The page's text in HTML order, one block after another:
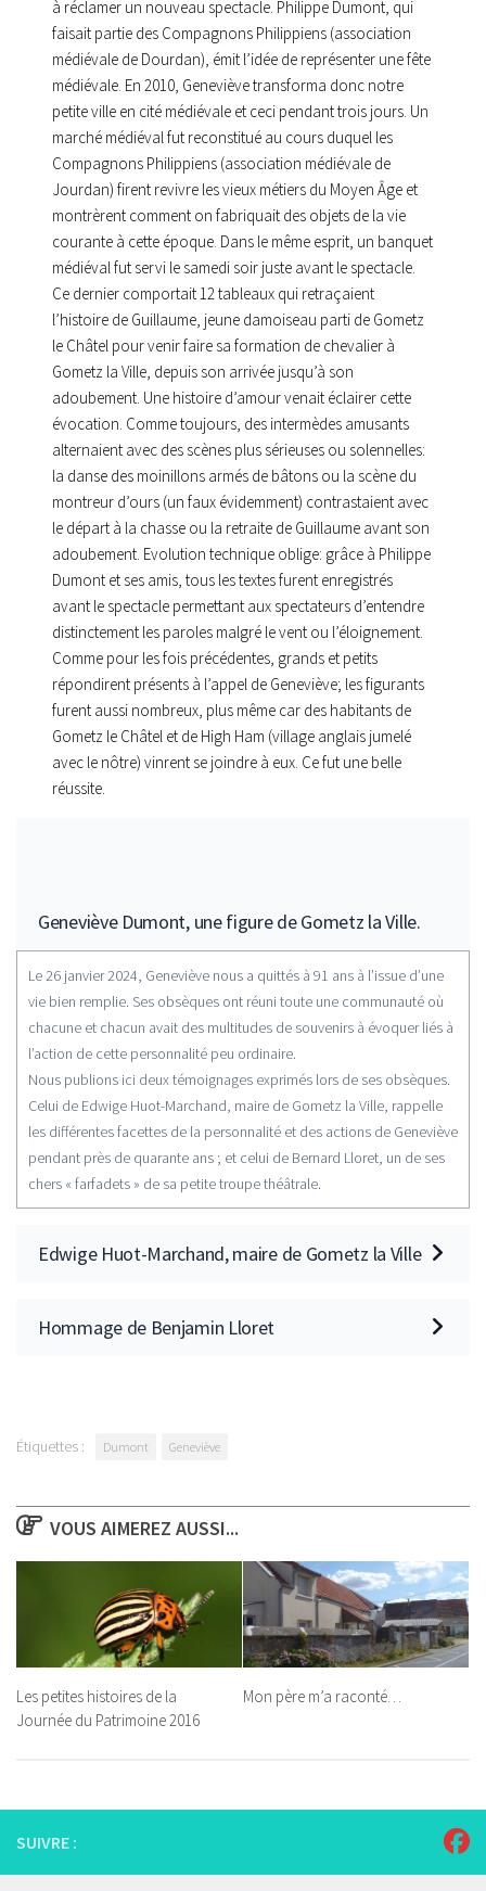
à réclamer un nouveau spectacle. Philippe Dumont, qui
faisait partie des Compagnons Philippiens (association
médiévale de Dourdan), émit l’idée de représenter une fête
médiévale. En 2010, Geneviève transforma donc notre
petite ville en cité médiévale et ceci pendant trois jours. Un
marché médiéval fut reconstitué au cours duquel les
Compagnons Philippiens (association médiévale de
Jourdan) firent revivre les vieux métiers du Moyen Âge et
montrèrent comment on fabriquait des objets de la vie
courante à cette époque. Dans le même esprit, un banquet
médiéval fut servi le samedi soir juste avant le spectacle.
Ce dernier comportait 12 tableaux qui retraçaient
l’histoire de Guillaume, jeune damoiseau parti de Gometz
le Châtel pour venir faire sa formation de chevalier à
Gometz la Ville, depuis son arrivée jusqu’à son
adoubement. Une histoire d’amour venait éclairer cette
évocation. Comme toujours, des intermèdes amusants
alternaient avec des scènes plus sérieuses ou solennelles:
la danse des moinillons armés de bâtons ou la scène du
montreur d’ours (un faux évidemment) contrastaient avec
le départ à la chasse ou la retraite de Guillaume avant son
adoubement. Evolution technique oblige: grâce à Philippe
Dumont et ses amis, tous les textes furent enregistrés
avant le spectacle permettant aux spectateurs d’entendre
distinctement les paroles malgré le vent ou l’éloignement.
Comme pour les fois précédentes, grands et petits
répondirent présents à l’appel de Geneviève; les figurants
furent aussi nombreux, plus même car des habitants de
Gometz le Châtel et de High Ham (village anglais jumelé
avec le nôtre) vinrent se joindre à eux. Ce fut une belle
réussite.
Geneviève Dumont, une figure de Gometz la Ville.
Le 26 janvier 2024, Geneviève nous a quittés à 91 ans à l’issue d’une
vie bien remplie. Ses obsèques ont réuni toute une communauté où
chacune et chacun avait des multitudes de souvenirs à évoquer liés à
l’action de cette personnalité peu ordinaire.
Nous publions ici deux témoignages exprimés lors de ses obsèques.
Celui de Edwige Huot-Marchand, maire de Gometz la Ville, rappelle
les différentes facettes de la personnalité et des actions de Geneviève
pendant près de quarante ans ; et celui de Bernard Lloret, un de ses
chers « farfadets » de sa petite troupe théâtrale.
Edwige Huot-Marchand, maire de Gometz la Ville
Hommage de Benjamin Lloret
Étiquettes : Dumont Geneviève
VOUS AIMEREZ AUSSI...
Les petites histoires de la
Journée du Patrimoine 2016
Mon père m’a raconté…
SUIVRE :